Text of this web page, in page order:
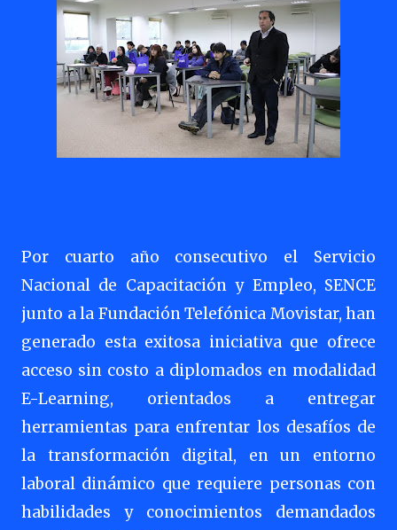
Por cuarto año consecutivo el Servicio
Nacional de Capacitación y Empleo, SENCE
junto a la Fundación Telefónica Movistar, han
generado esta exitosa iniciativa que ofrece
acceso sin costo a diplomados en modalidad
E-Learning, orientados a entregar
herramientas para enfrentar los desafíos de
la transformación digital, en un entorno
laboral dinámico que requiere personas con
habilidades y conocimientos demandados